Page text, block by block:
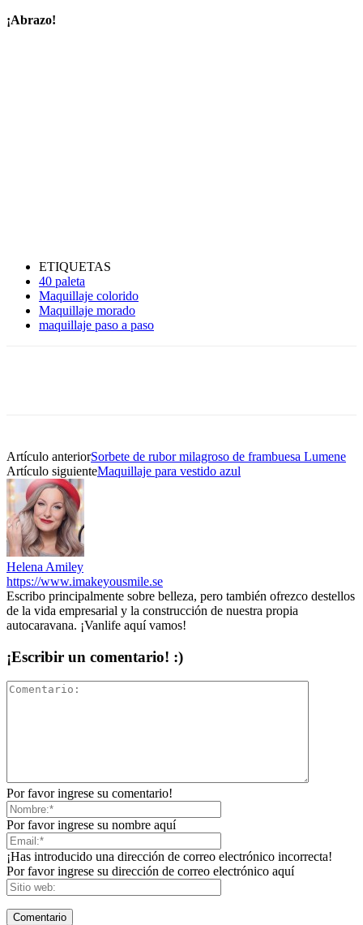
¡Abrazo!
ETIQUETAS
40 paleta
Maquillaje colorido
Maquillaje morado
maquillaje paso a paso
Artículo anteriorSorbete de rubor milagroso de frambuesa Lumene
Artículo siguienteMaquillaje para vestido azul
Helena Amiley
https://www.imakeyousmile.se
Escribo principalmente sobre belleza, pero también ofrezco destellos
de la vida empresarial y la construcción de nuestra propia
autocaravana. ¡Vanlife aquí vamos!
¡Escribir un comentario! :)
Por favor ingrese su comentario!
Por favor ingrese su nombre aquí
¡Has introducido una dirección de correo electrónico incorrecta!
Por favor ingrese su dirección de correo electrónico aquí